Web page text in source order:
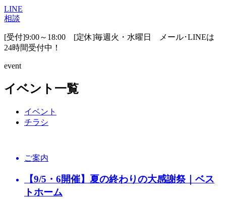
LINE
相談
[受付]9:00～18:00 [定休]毎週火・水曜日
メール･LINEは
24時間受付中！
event
イベント一覧
イベント
チラシ
ご案内
【9/5・6開催】夏の終わりの大感謝祭｜ベス
トホーム